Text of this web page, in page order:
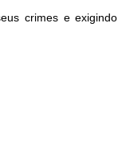
crimes e exigindo